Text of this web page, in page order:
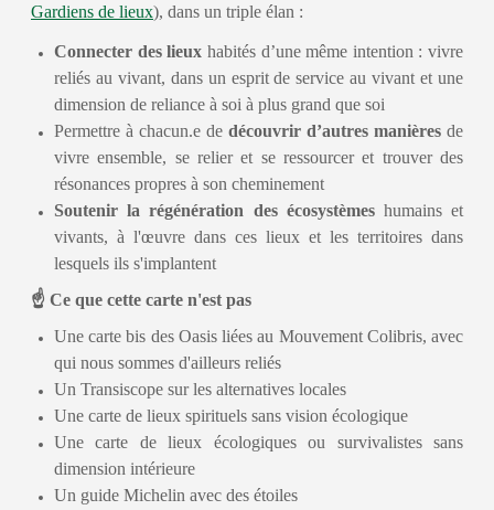
Gardiens de lieux), dans un triple élan :
Connecter des lieux habités d’une même intention : vivre
reliés au vivant, dans un esprit de service au vivant et une
dimension de reliance à soi à plus grand que soi
Permettre à chacun.e de découvrir d’autres manières de
vivre ensemble, se relier et se ressourcer et trouver des
résonances propres à son cheminement
Soutenir la régénération des écosystèmeshumains et
vivants, à l'œuvre dans ces lieux et les territoires dans
lesquels ils s'implantent
☝️ Ce que cette carte n'est pas
Une carte bis des Oasis liées au Mouvement Colibris, avec
qui nous sommes d'ailleurs reliés
Un Transiscope sur les alternatives locales
Une carte de lieux spirituels sans vision écologique
Une carte de lieux écologiques ou survivalistes sans
dimension intérieure
Un guide Michelin avec des étoiles